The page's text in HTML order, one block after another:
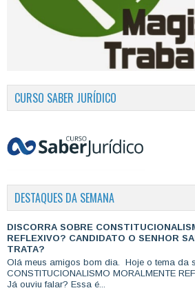
CURSO SABER JURÍDICO
DESTAQUES DA SEMANA
DISCORRA SOBRE
REFLEXIVO? CANDIDATO O SENHOR
TRATA?
Olá meus amigos bom dia. Hoje o tema da
CONSTITUCIONALISMO MORALMENTE
Já ouviu falar? Essa é...